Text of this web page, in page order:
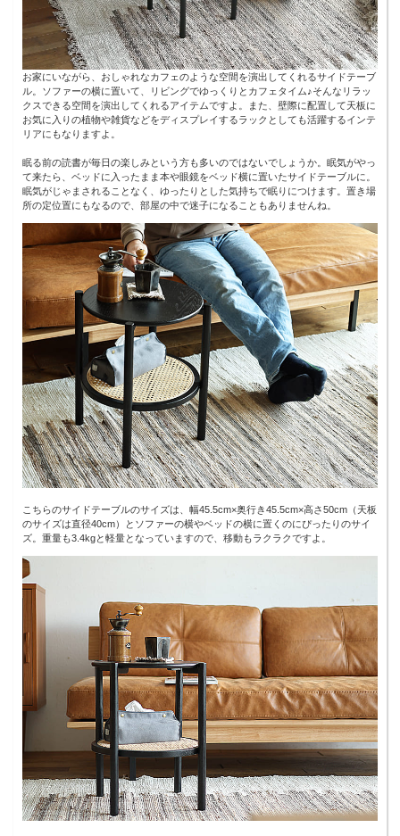
お家にいながら、おしゃれなカフェのような空間を演出してくれるサイドテーブ
ル。ソファーの横に置いて、リビングでゆっくりとカフェタイム♪そんなリラッ
クスできる空間を演出してくれるアイテムですよ。また、壁際に配置して天板に
お気に入りの植物や雑貨などをディスプレイするラックとしても活躍するインテ
リアにもなりますよ。
眠る前の読書が毎日の楽しみという方も多いのではないでしょうか。眠気がやっ
て来たら、ベッドに入ったまま本や眼鏡をベッド横に置いたサイドテーブルに。
眠気がじゃまされることなく、ゆったりとした気持ちで眠りにつけます。置き場
所の定位置にもなるので、部屋の中で迷子になることもありませんね。
こちらのサイドテーブルのサイズは、幅45.5cm×奥行き45.5cm×高さ50cm（天板
のサイズは直径40cm）とソファーの横やベッドの横に置くのにぴったりのサイ
ズ。重量も3.4kgと軽量となっていますので、移動もラクラクですよ。